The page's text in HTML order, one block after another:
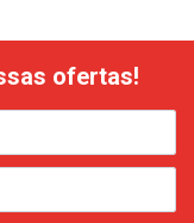
ofertas!